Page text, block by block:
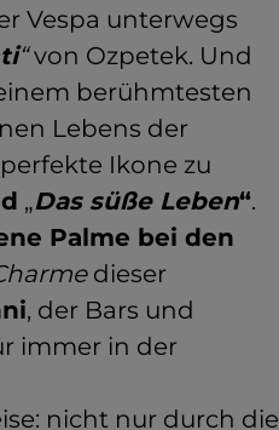
Vespa unterwegs
“von Ozpetek. Und
berühmtesten
Lebens der
Ikone zu
„Das süße Leben“.
Palme bei den
dieser
, der Bars und
immer in der
nicht nur durch die